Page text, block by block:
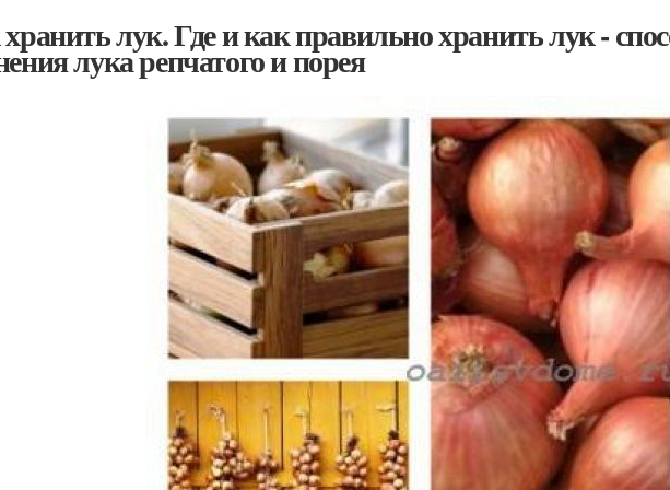
лук. Где и как правильно хранить лук -
лука репчатого и порея